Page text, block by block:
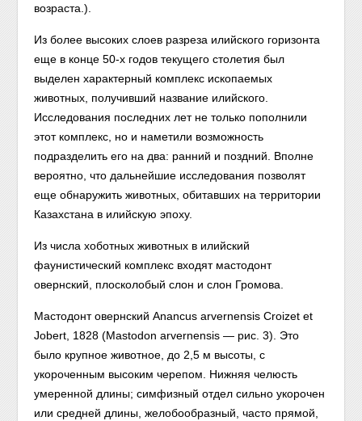
возраста.).
Из более высоких слоев разреза илийского горизонта
еще в конце 50-х годов текущего столетия был
выделен характерный комплекс ископаемых
животных, получивший название илийского.
Исследования последних лет не только пополнили
этот комплекс, но и наметили возможность
подразделить его на два: ранний и поздний. Вполне
вероятно, что дальнейшие исследования позволят
еще обнаружить животных, обитавших на территории
Казахстана в илийскую эпоху.
Из числа хоботных животных в илийский
фаунистический комплекс входят мастодонт
овернский, плосколобый слон и слон Громова.
Мастодонт овернский Anancus arvernensis Croizet et
Jobert, 1828 (Mastodon arvernensis — рис. 3). Это
было крупное животное, до 2,5 м высоты, с
укороченным высоким черепом. Нижняя челюсть
умеренной длины; симфизный отдел сильно укорочен
или средней длины, желобообразный, часто прямой,